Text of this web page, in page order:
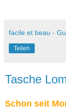
facile et beau -
Teilen
Tasche
Schon seit